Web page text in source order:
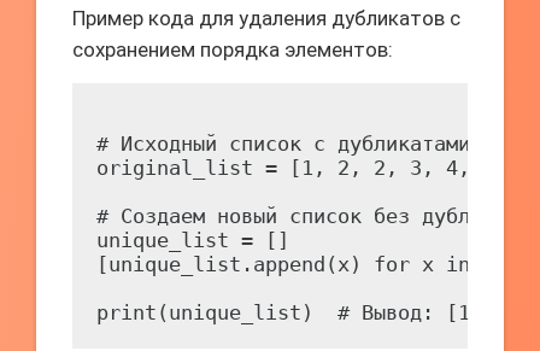
Пример кода для удаления дубликатов с
сохранением порядка элементов:
# Исходный список с дубликатами
original_list = [1, 2, 2, 3, 4, 4,
# Создаем новый список без
unique_list = []
[unique_list.append(x) for x in